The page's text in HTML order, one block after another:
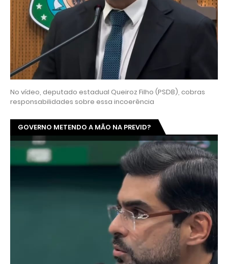
No vídeo, deputado estadual Queiroz Filho (PSDB), cobras
responsabilidades sobre essa incoerência
GOVERNO METENDO A MÃO NA PREVID?